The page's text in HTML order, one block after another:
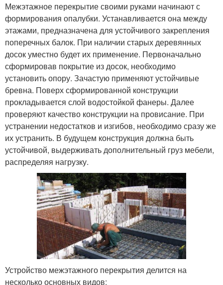
Межэтажное перекрытие своими руками начинают с
формирования опалубки. Устанавливается она между
этажами, предназначена для устойчивого закрепления
поперечных балок. При наличии старых деревянных
досок уместно будет их применение. Первоначально
сформировав покрытие из досок, необходимо
установить опору. Зачастую применяют устойчивые
бревна. Поверх сформированной конструкции
прокладывается слой водостойкой фанеры. Далее
проверяют качество конструкции на провисание. При
устранении недостатков и изгибов, необходимо сразу же
их устранить. В будущем конструкция должна быть
устойчивой, выдерживать дополнительный груз мебели,
распределяя нагрузку.
Устройство межэтажного перекрытия делится на
несколько основных видов: